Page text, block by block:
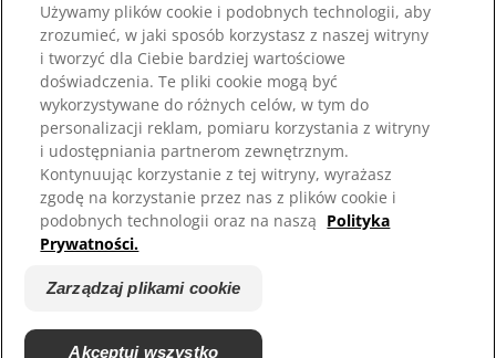
© 2025 Hill's Pet Nutrition, Inc.
All rights reserved.
As used herein, denotes registered trademark status
in the U.S. only; registration status in other
geographies may be different. Your use of this site is
subject to our terms.
Regulamin
Używamy plików cookie i podobnych technologii, aby
zrozumieć, w jaki sposób korzystasz z naszej witryny
i tworzyć dla Ciebie bardziej wartościowe
doświadczenia. Te pliki cookie mogą być
wykorzystywane do różnych celów, w tym do
personalizacji reklam, pomiaru korzystania z witryny
i udostępniania partnerom zewnętrznym.
Kontynuując korzystanie z tej witryny, wyrażasz
zgodę na korzystanie przez nas z plików cookie i
podobnych technologii oraz na naszą Polityka
Prywatności.
Zarządzaj plikami cookie
Akceptuj wszystko